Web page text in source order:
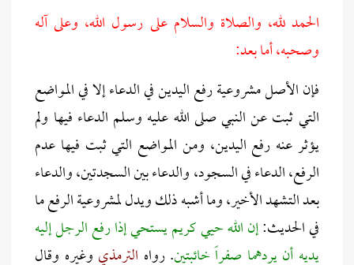
الحمد لله، والصلاة والسلام على رسول الله، وعلى آله
وصحبه، أما بعد:
فإن الأصل مشروعية رفع اليدين في الدعاء إلا في المواضع
التي ثبت عن النبي صلى الله عليه وسلم الدعاء فيها ولم
يؤثر عنه رفع اليدين، ومن المواضع التي ثبت فيها عدم
الرفع، الدعاء في السجود، والدعاء بين السجدتين، والدعاء
بعد التشهد الأخير، وما أشبه ذلك ويدل لمشروعية الرفع ما
في الحديث:إن الله حيي كريم يستحي إذا رفع الرجل إليه
يديه أن يردهما صفراً خائبتين. رواه الترمذي وغيره وقال